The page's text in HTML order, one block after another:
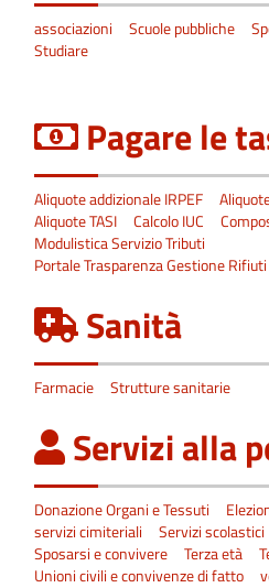
associazioni Scuole pubbliche
Studiare
Pagare le
Aliquote addizionale IRPEF
Aliquote TASI
Calcolo IUC
Modulistica Servizio Tributi
Portale Trasparenza Gestione Rifiuti
Sanità
Farmacie Strutture sanitarie
Servizi alla
Donazione Organi e Tessuti
servizi cimiteriali
Servizi scolastici
Sposarsi e convivere
Terza età
Unioni civili e convivenze di fatto